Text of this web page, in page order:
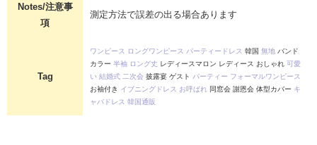
Notes/注意事
項
測定方法で誤差の出る場合あります
Tag
ワンピース ロングワンピース パーティードレス 韓国 無地 バンド
カラー 半袖 ロング丈 レディースマロン レディース おしゃれ 可愛
い 結婚式 二次会 披露宴 ゲスト パーティー フォーマルワンピース
お袖付き イブニングドレス お呼ばれ 同窓会 謝恩会 体型カバー キ
ャバドレス 韓国通販